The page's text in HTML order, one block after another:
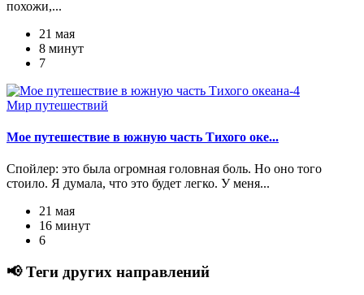
похожи,...
21 мая
8 минут
7
Мир путешествий
Мое путешествие в южную часть Тихого оке...
Спойлер: это была огромная головная боль. Но оно того
стоило. Я думала, что это будет легко. У меня...
21 мая
16 минут
6
📢 Теги других направлений